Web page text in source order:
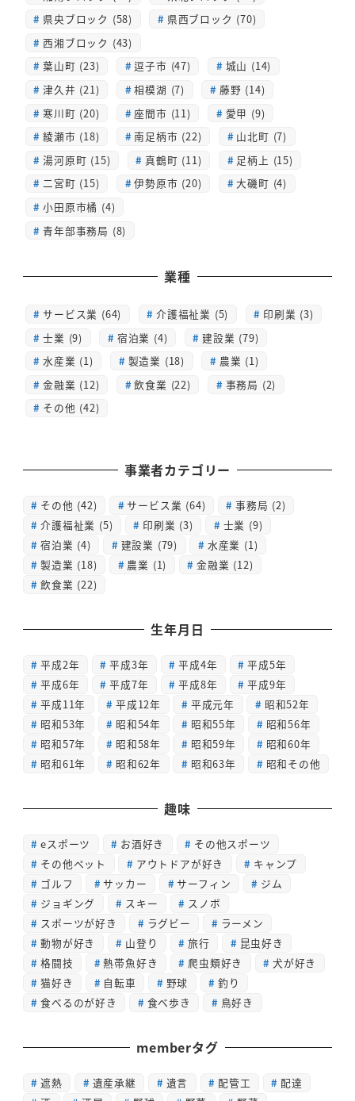
県央ブロック (58)
県西ブロック (70)
西湘ブロック (43)
葉山町 (23)
逗子市 (47)
城山 (14)
津久井 (21)
相模湖 (7)
藤野 (14)
寒川町 (20)
座間市 (11)
愛甲 (9)
綾瀬市 (18)
南足柄市 (22)
山北町 (7)
湯河原町 (15)
真鶴町 (11)
足柄上 (15)
二宮町 (15)
伊勢原市 (20)
大磯町 (4)
小田原市橘 (4)
青年部事務局 (8)
業種
サービス業 (64) 介護福祉業 (5)
印刷業 (3)
士業 (9)
宿泊業 (4)
建設業 (79)
水産業 (1)
製造業 (18)
農業 (1)
金融業 (12)
飲食業 (22)
事務局 (2)
その他 (42)
事業者カテゴリー
その他 (42) サービス業 (64) 事務局 (2)
介護福祉業 (5) 印刷業 (3) 士業 (9)
宿泊業 (4) 建設業 (79) 水産業 (1)
製造業 (18) 農業 (1) 金融業 (12)
飲食業 (22)
生年月日
平成2年 平成3年 平成4年
平成5年
平成6年
平成7年 平成8年
平成9年
平成11年
平成12年 平成元年
昭和52年
昭和53年
昭和54年 昭和55年
昭和56年
昭和57年
昭和58年 昭和59年
昭和60年
昭和61年
昭和62年 昭和63年 昭和その他
趣味
eスポーツ お酒好き
その他スポーツ
その他ペット
アウトドアが好き
キャンプ
ゴルフ
サッカー サーフィン
ジム
ジョギング
スキー
スノボ
スポーツが好き
ラグビー
ラーメン
動物が好き
山登り 旅行
昆虫好き
格闘技
熱帯魚好き 爬虫類好き
犬が好き
猫好き
自転車 野球
釣り
食べるのが好き
食べ歩き 鳥好き
memberタグ
遮熱 遺産承継 遺言 配管工
配達